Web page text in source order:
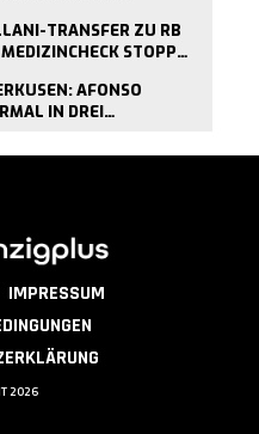
TRANSFER ZU RB
STOPPT
AFONSO
IN DREI
IMPRESSUM
2026